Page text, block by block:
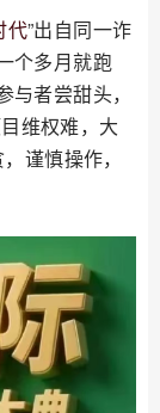
代”出自同一诈
个多月就跑
与者尝甜头，
维权难，大
谨慎操作，